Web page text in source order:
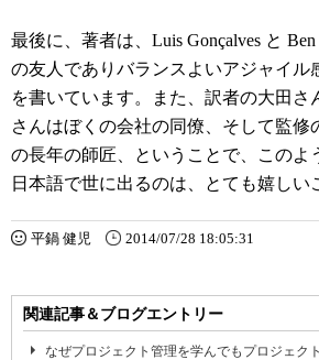
最後に、著者は、Luis Gonçalves と Ben
の友人でありバランスよいアジャイル
を書いています。また、訳者の大田さ
さんはぼくの会社の同僚、そして監修
の長年の師匠、ということで、このよ
日本語で世に出るのは、とても嬉しい
平鍋 健児 2014/07/28 18:05:31
関連記事＆ブログエントリー
なぜプロジェクト管理を学んでもプロジェク